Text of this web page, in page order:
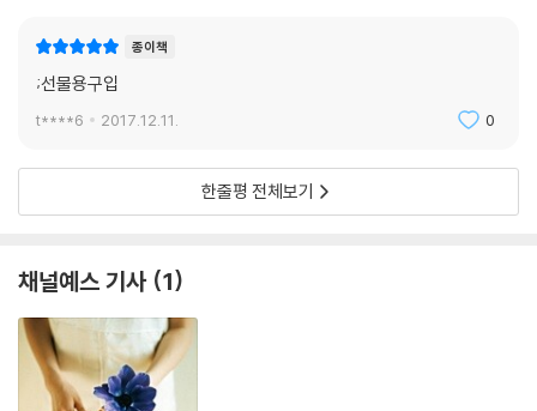
살을 뺀다는 것은 결국 우리 몸의 체지방을 줄여 체중 감량을 꾀하는 것이
다. 하지만 단순히 체지방을 줄이는 것만으로는 건강한 다이어트라고 보기
어렵다. 핵심은 체지방을 줄이는 것과 동시에 몸에 축적되는 지방을 최대
한 많이 소비하도록 근육량을 늘리는 것이다. 이 2가지 조건을 만족시키면
이 책에서는 성공적인 다이어트를 위해 근력 운동, 유산소 운동 그리고 식
운동법은 근육량이 적은 여성에게 적합한 13가지 전문 트레이닝 방법으로
구성되어 있다. 복잡하지 않고 따라 하기 쉬우면서 운동효과를 극대화할
수 있는 것들로만 짜여 있으므로 초보자가 실천하기에도 큰 무리가 없다.
♥ 박경호 박사의 생활습관으로 살 빼는 다이어트 10계명
종이책
;선물용구입
t****6 2017.12.11. 0
한줄평 전체보기
채널예스 기사 1